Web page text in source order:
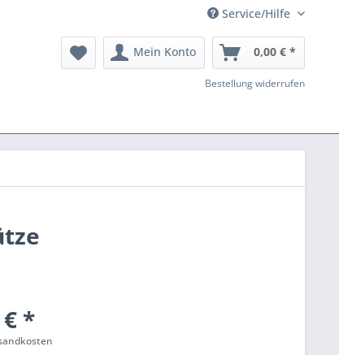
Service/Hilfe
Mein Konto 0,00 € *
Bestellung widerrufen
*